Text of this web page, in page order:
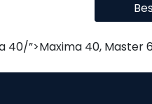
”>Maxima 40, Master